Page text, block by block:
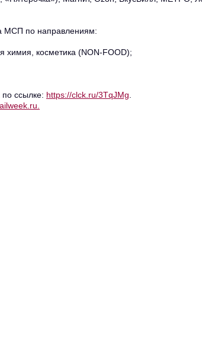
МСП по направлениям:
химия, косметика (NON-FOOD);
ссылке: https://clck.ru/3TqJMg